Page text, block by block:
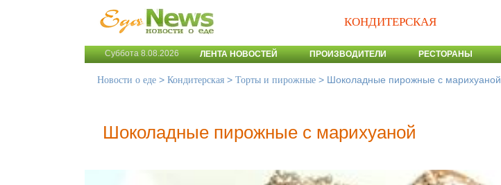
КОНДИТЕРСКАЯ
Суббота 8.08.2026 ЛЕНТА НОВОСТЕЙ ПРОИЗВОДИТЕЛИ РЕСТОРАНЫ
Новости о еде > Кондитерская > Торты и пирожные > Шоколадные пирожные с марихуаной
Шоколадные пирожные с марихуаной